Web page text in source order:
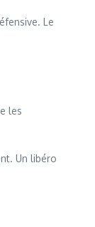
Le
les
Un libéro